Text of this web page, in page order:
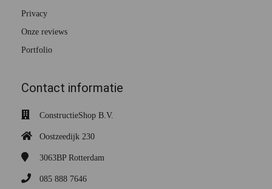
Privacy
Onze reviews
Portfolio
Contact informatie
ConstructieShop B.V.
Oostzeedijk 230
3063BP Rotterdam
085 888 7646